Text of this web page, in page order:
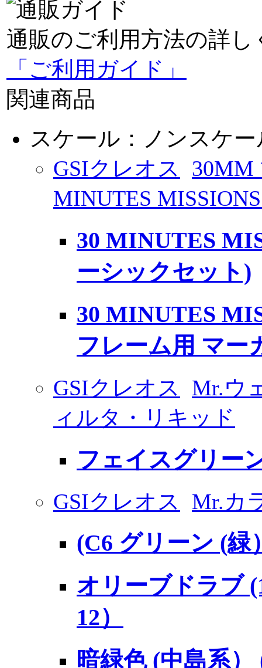
通販のご利用方法の詳し
「ご利用ガイド」
関連商品
スケール：ノンスケー
GSIクレオス
30MM
MINUTES
30 MINUTES
ーシックセット)
30 MINUTES
フレーム用 マー
GSIクレオス
Mr.ウ
ィルタ・リキッド
フェイスグリー
GSIクレオス Mr.カ
(C6 グリーン (緑
オリーブドラブ
12）
暗緑色 (中島系）